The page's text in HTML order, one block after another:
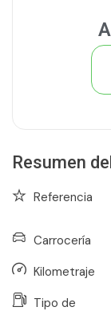
Resumen
Referencia
Carrocería
Kilometraje
Tipo de